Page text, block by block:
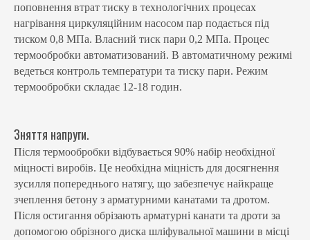
поповнення втрат тиску в технологічних процесах
нагрівання циркуляційним насосом пар подається під
тиском 0,8 МПа. Власний тиск пари 0,2 МПа. Процес
термообробки автоматизований. В автоматичному режимі
ведеться контроль температури та тиску пари. Режим
термообробки складає 12-18 годин.
Зняття напруги.
Після термообробки відбувається 90% набір необхідної
міцності виробів. Це необхідна міцність для досягнення
зусилля попереднього натягу, що забезпечує найкраще
зчеплення бетону з арматурними канатами та дротом.
Після остигання обрізають арматурні канати та дроти за
допомогою обрізного диска шліфувальної машини в місці